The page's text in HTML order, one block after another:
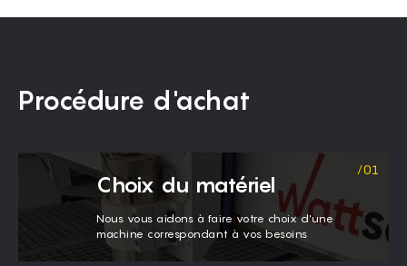
Procédure d'achat
Choix du matériel
Nous vous aidons à faire votre choix d'une
machine correspondant à vos besoins